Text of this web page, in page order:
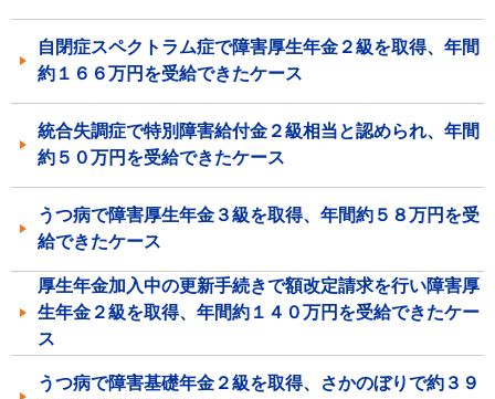
自閉症スペクトラム症で障害厚生年金２級を取得、年間
約１６６万円を受給できたケース
統合失調症で特別障害給付金２級相当と認められ、年間
約５０万円を受給できたケース
うつ病で障害厚生年金３級を取得、年間約５８万円を受
給できたケース
厚生年金加入中の更新手続きで額改定請求を行い障害厚
生年金２級を取得、年間約１４０万円を受給できたケー
ス
うつ病で障害基礎年金２級を取得、さかのぼりで約３９